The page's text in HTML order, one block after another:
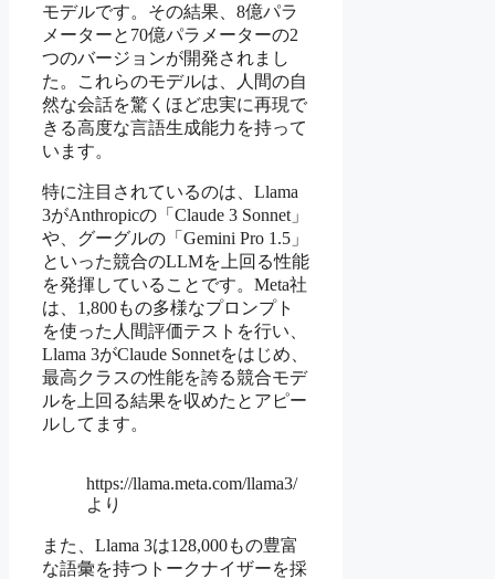
モデルです。その結果、8億パラ
メーターと70億パラメーターの2
つのバージョンが開発されまし
た。これらのモデルは、人間の自
然な会話を驚くほど忠実に再現で
きる高度な言語生成能力を持って
います。
特に注目されているのは、Llama
3がAnthropicの「Claude 3 Sonnet」
や、グーグルの「Gemini Pro 1.5」
といった競合のLLMを上回る性能
を発揮していることです。Meta社
は、1,800もの多様なプロンプト
を使った人間評価テストを行い、
Llama 3がClaude Sonnetをはじめ、
最高クラスの性能を誇る競合モデ
ルを上回る結果を収めたとアピー
ルしてます。
https://llama.meta.com/llama3/
より
また、Llama 3は128,000もの豊富
な語彙を持つトークナイザーを採